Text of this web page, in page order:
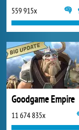
559 915x
Goodgame Empire
11 674 835x